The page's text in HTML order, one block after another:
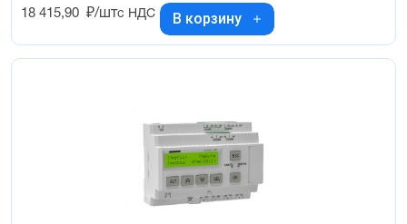
18 415,90 ₽/штс НДС В корзину